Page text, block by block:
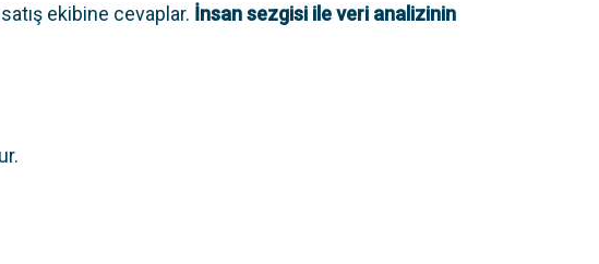
ekibine cevaplar. İnsan sezgisi ile veri analizinin